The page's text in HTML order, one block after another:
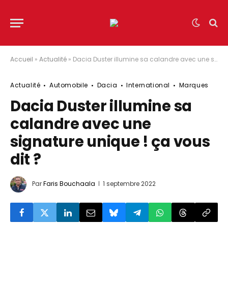
Accueil » Actualité » Dacia Duster illumine sa calandre avec une signature unique ! ça vous dit ?
Actualité Automobile Dacia International Marques
Dacia Duster illumine sa
calandre avec une
signature unique ! ça vous
dit ?
ParFaris Bouchaala 1 septembre 2022